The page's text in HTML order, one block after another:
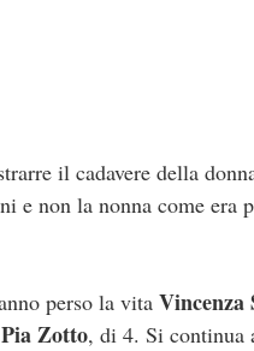
il cadavere della
e non la nonna come era
perso la vita Vincenza
Zotto, di 4. Si continua